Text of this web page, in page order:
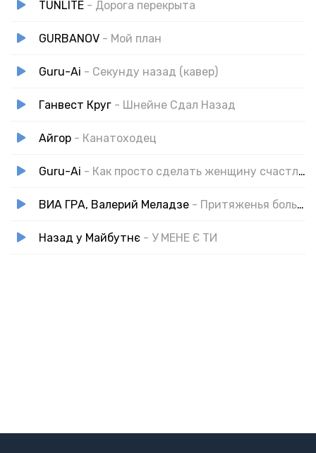
TUNLITE - Дорога перекрыта
GURBANOV - Мой план
Guru-Ai - Секунду назад (кавер)
Ганвест Круг - Шнейне Сдал Назад
Айгор - Канатоходец
Guru-Ai - Как просто сделать женщину счастливой
ВИА ГРА, Валерий Меладзе - Притяженья больше нет (Cover VPmusic)
Назад у Майбутнє - У МЕНЕ Є ТИ